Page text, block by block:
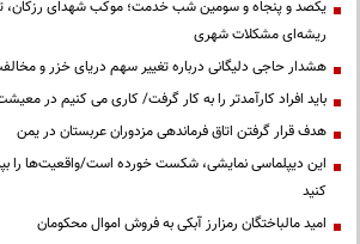
یکصد و پنجاه و سومین شب خدمت؛ موکب شهدای رزکان،
ریشه‌ای مشکلات شهری
هشدار حاجی دلیگانی درباره تغییر سهم دریای خزر و مخالفت
باید افراد کارآمدتر را به کار گرفت/ کاری می کنیم در
هدف قرار گرفتن اتاق‌ فرماندهی مزدوران عربستان در یمن
این دیپلماسی نمایشی، شکست خورده است/واقعیت‌ها را
کنید
امید مالباختگان رمزارز آبکی به فروش اموال محکومان